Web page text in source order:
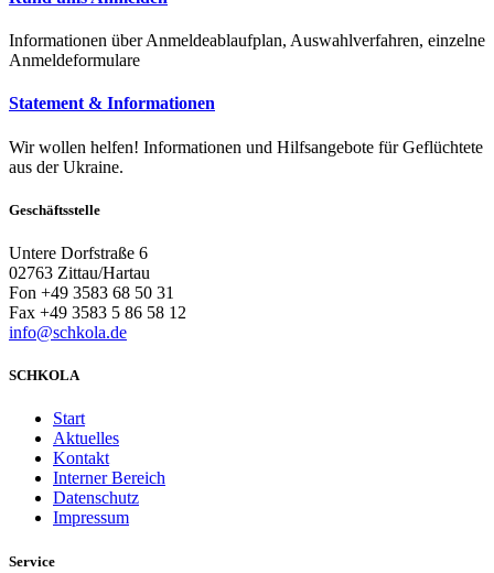
Informationen über Anmeldeablaufplan, Auswahlverfahren, einzelne
Anmeldeformulare
Statement & Informationen
Wir wollen helfen! Informationen und Hilfsangebote für Geflüchtete
aus der Ukraine.
Geschäftsstelle
Untere Dorfstraße 6
02763 Zittau/Hartau
Fon +49 3583 68 50 31
Fax +49 3583 5 86 58 12
info@schkola.de
SCHKOLA
Start
Aktuelles
Kontakt
Interner Bereich
Datenschutz
Impressum
Service